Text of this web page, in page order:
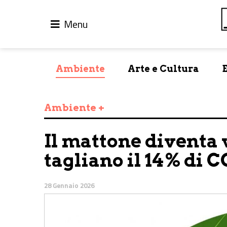
Menu
Ambiente Arte e Cultura
Ambiente +
Il mattone diventa
tagliano il 14% di
28 Gennaio 2026